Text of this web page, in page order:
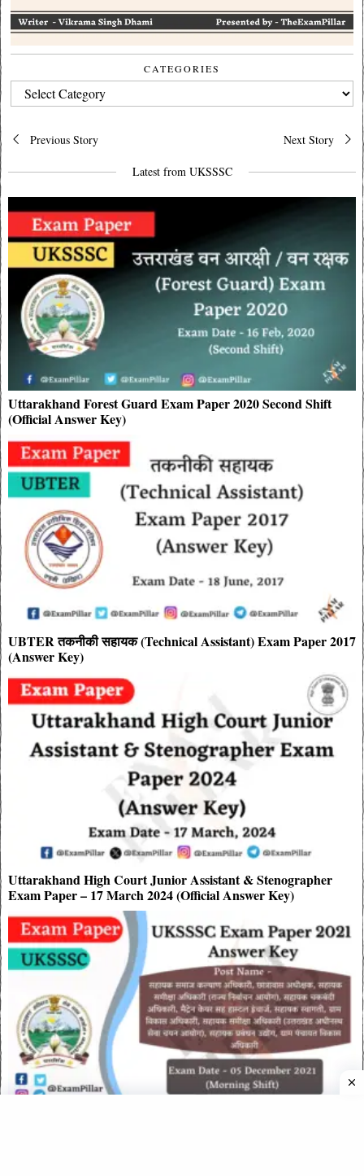
CATEGORIES
CATEGORIES
Post
navigation
Previous Story Next Story
Latest from UKSSSC
Uttarakhand Forest Guard Exam Paper 2020 Second Shift
(Official Answer Key)
UBTER तकनीकी सहायक (Technical Assistant) Exam Paper 2017
(Answer Key)
Uttarakhand High Court Junior Assistant & Stenographer
Exam Paper – 17 March 2024 (Official Answer Key)